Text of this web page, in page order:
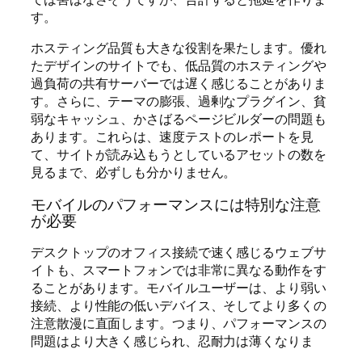
す。
ホスティング品質も大きな役割を果たします。優れ
たデザインのサイトでも、低品質のホスティングや
過負荷の共有サーバーでは遅く感じることがありま
す。さらに、テーマの膨張、過剰なプラグイン、貧
弱なキャッシュ、かさばるページビルダーの問題も
あります。これらは、速度テストのレポートを見
て、サイトが読み込もうとしているアセットの数を
見るまで、必ずしも分かりません。
モバイルのパフォーマンスには特別な注意
が必要
デスクトップのオフィス接続で速く感じるウェブサ
イトも、スマートフォンでは非常に異なる動作をす
ることがあります。モバイルユーザーは、より弱い
接続、より性能の低いデバイス、そしてより多くの
注意散漫に直面します。つまり、パフォーマンスの
問題はより大きく感じられ、忍耐力は薄くなりま